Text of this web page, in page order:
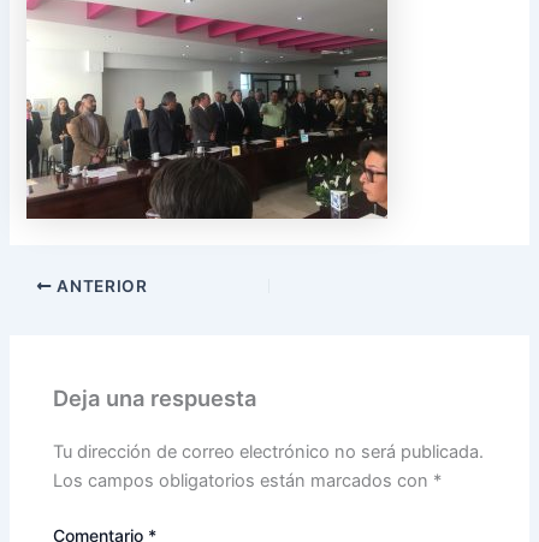
ANTERIOR
Deja una respuesta
Tu dirección de correo electrónico no será publicada.
Los campos obligatorios están marcados con *
Comentario *